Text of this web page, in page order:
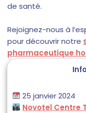
de santé.
Rejoignez-nous à
pour découvrir notre
pharmaceutique
25 janvier 2024
Novotel Centre